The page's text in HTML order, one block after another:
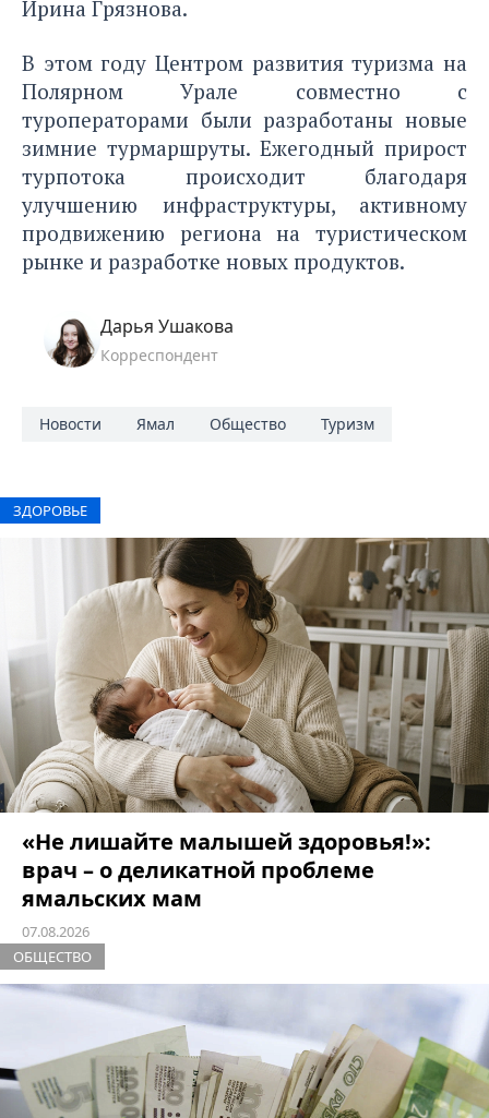
Ирина Грязнова.
В этом году Центром развития туризма на
Полярном Урале совместно с
туроператорами были разработаны новые
зимние турмаршруты. Ежегодный прирост
турпотока происходит благодаря
улучшению инфраструктуры, активному
продвижению региона на туристическом
рынке и разработке новых продуктов.
Дарья Ушакова
Корреспондент
Новости Ямал Общество Туризм
ЗДОРОВЬЕ
«Не лишайте малышей здоровья!»:
врач – о деликатной проблеме
ямальских мам
07.08.2026
ОБЩЕСТВО